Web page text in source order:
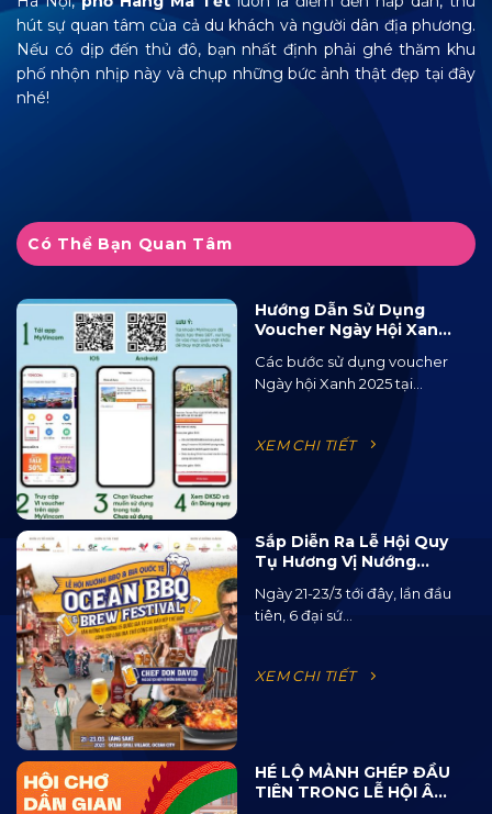
hút sự quan tâm của cả du khách và người dân địa phương.
Nếu có dịp đến thủ đô, bạn nhất định phải ghé thăm khu
phố nhộn nhịp này và chụp những bức ảnh thật đẹp tại đây
nhé!
Có Thể Bạn Quan Tâm
Hướng Dẫn Sử Dụng
Voucher Ngày Hội Xanh
Các bước sử dụng voucher
Ngày hội Xanh 2025 tại...
XEM CHI TIẾT
Sắp Diễn Ra Lễ Hội Quy
Tụ Hương Vị Nướng
BBQ Từ 15 Quốc Gia Và
120 Loại Bia Thủ Công
Ngày 21-23/3 tới đây, lần đầu
tiên, 6 đại sứ...
XEM CHI TIẾT
HÉ LỘ MẢNH GHÉP ĐẦU
TIÊN TRONG LỄ HỘI ÂM